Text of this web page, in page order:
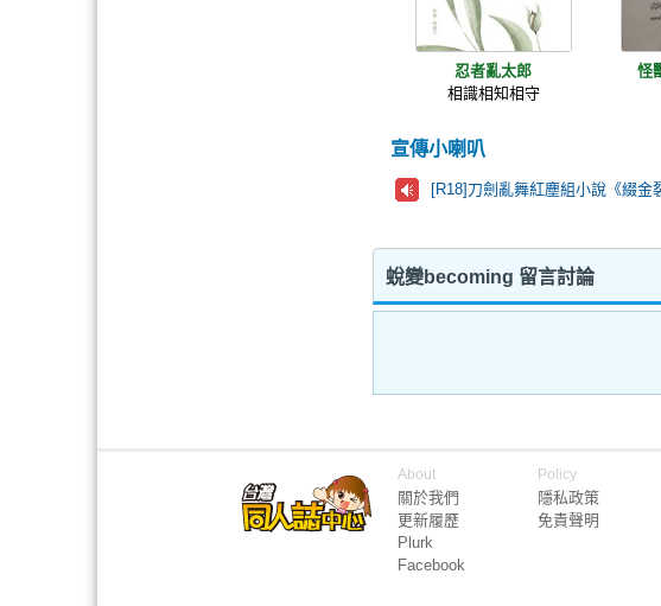
忍者亂太郎
相識相知相守
怪
宣傳小喇叭
[R18]刀劍亂舞紅塵組小說《綴金
蛻變becoming 留言討論
About
關於我們
更新履歷
Plurk
Facebook
Policy
隱私政策
免責聲明